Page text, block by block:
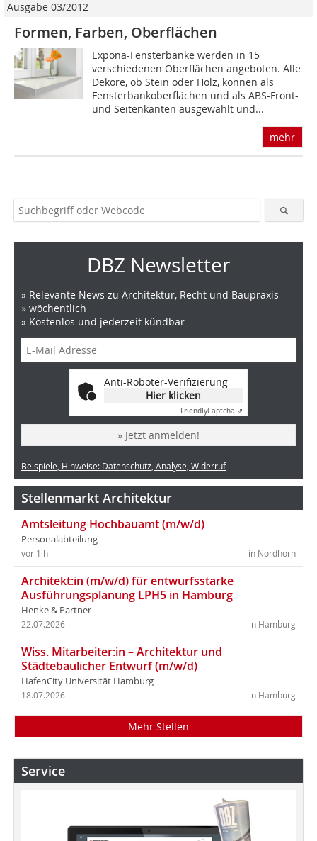
Ausgabe 03/2012
Formen, Farben, Oberflächen
Expona-Fensterbänke werden in 15
verschiedenen Oberflächen angeboten. Alle
Dekore, ob Stein oder Holz, können als
Fensterbankoberflächen und als ABS-Front-
und Seitenkanten ausgewählt und...
mehr
DBZ Newsletter
» Relevante News zu Architektur, Recht und Baupraxis
» wöchentlich
» Kostenlos und jederzeit kündbar
Anti-Roboter-Verifizierung
Hier klicken
FriendlyCaptcha ⇗
» Jetzt anmelden!
Beispiele, Hinweise: Datenschutz, Analyse, Widerruf
Stellenmarkt Architektur
Amtsleitung Hochbauamt (m/w/d)
Personalabteilung
in Nordhorn
vor 1 h
Architekt:in (m/w/d) für entwurfsstarke
Ausführungsplanung LPH5 in Hamburg
Henke & Partner
in Hamburg
22.07.2026
Wiss. Mitarbeiter:in – Architektur und
Städtebaulicher Entwurf (m/w/d)
HafenCity Universität Hamburg
in Hamburg
18.07.2026
Mehr Stellen
Service